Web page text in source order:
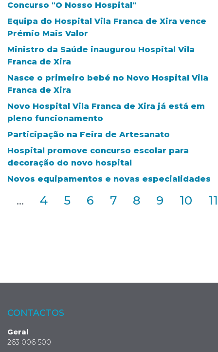
Concurso "O Nosso Hospital"
Equipa do Hospital Vila Franca de Xira vence
Prémio Mais Valor
Ministro da Saúde inaugurou Hospital Vila
Franca de Xira
Nasce o primeiro bebé no Novo Hospital Vila
Franca de Xira
Novo Hospital Vila Franca de Xira já está em
pleno funcionamento
Participação na Feira de Artesanato
Hospital promove concurso escolar para
decoração do novo hospital
Novos equipamentos e novas especialidades
... 4 5 6 7 8 9 10 11
CONTACTOS
Geral
263 006 500